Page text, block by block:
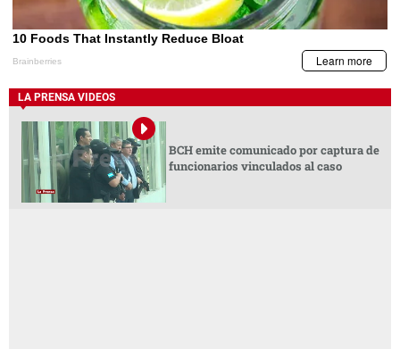
LA PRENSA VIDEOS
BCH emite comunicado por captura de
funcionarios vinculados al caso